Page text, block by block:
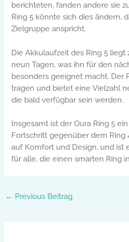
berichteten, fanden andere sie
Ring 5 könnte sich dies ändern,
Zielgruppe anspricht.
Die Akkulaufzeit des Ring 5 liegt
neun Tagen, was ihn für den
besonders geeignet macht. Der
tragen und bietet eine Vielzahl
die bald verfügbar sein werden.
Insgesamt ist der Oura Ring 5
Fortschritt gegenüber dem Ring
auf Komfort und Design, und ist
für alle, die einen smarten Ring
← Previous Beitrag